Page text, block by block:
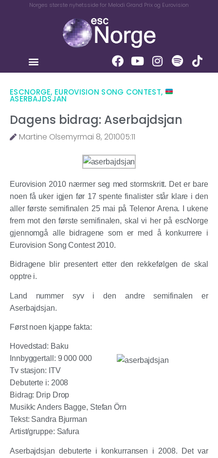
Norges største nyhetsside for Melodi Grand Prix og Eurovision
ESCNORGE, EUROVISION SONG CONTEST,
ASERBAJDSJAN
Dagens bidrag: Aserbajdsjan
Martine Olsemyrmai 8, 201005:11
Eurovision 2010 nærmer seg med stormskritt. Det er bare
noen få uker igjen før 17 spente finalister står klare i den
aller første semifinalen 25 mai på Telenor Arena. I ukene
frem mot den første semifinalen, skal vi her på escNorge
gjennomgå alle bidragene som er med å konkurrere i
Eurovision Song Contest 2010.
Bidragene blir presentert etter den rekkefølgen de skal
opptre i.
Land nummer syv i den andre semifinalen er
Aserbajdsjan.
Først noen kjappe fakta:
Hovedstad: Baku
Innbyggertall: 9 000 000
Tv stasjon: ITV
Debuterte i: 2008
Bidrag: Drip Drop
Musikk: Anders Bagge, Stefan Örn
Tekst: Sandra Bjurman
Artist/gruppe: Safura
Aserbajdsjan debuterte i konkurransen i 2008. Det var